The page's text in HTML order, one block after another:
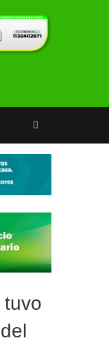
fue
carnes y
en
prófugo en
tuvo